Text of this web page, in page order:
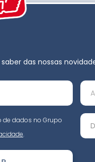
das nossas
de dados no Grupo
.